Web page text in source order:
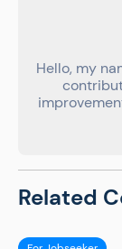
Hello, my
Related